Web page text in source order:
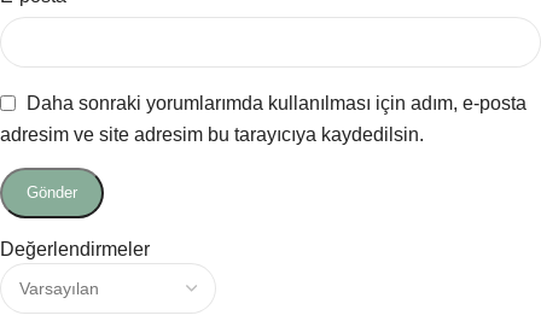
Değerlendirmeler
Daha sonraki yorumlarımda kullanılması için adım, e-posta
adresim ve site adresim bu tarayıcıya kaydedilsin.